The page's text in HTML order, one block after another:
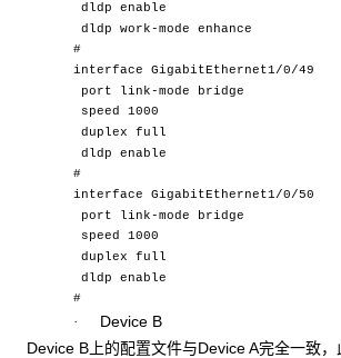
dldp enable
dldp work-mode enhance
#
interface GigabitEthernet1/0/49
port link-mode bridge
speed 1000
duplex full
dldp enable
#
interface GigabitEthernet1/0/50
port link-mode bridge
speed 1000
duplex full
dldp enable
#
· Device B
Device B上的配置文件与Device A完全一致，